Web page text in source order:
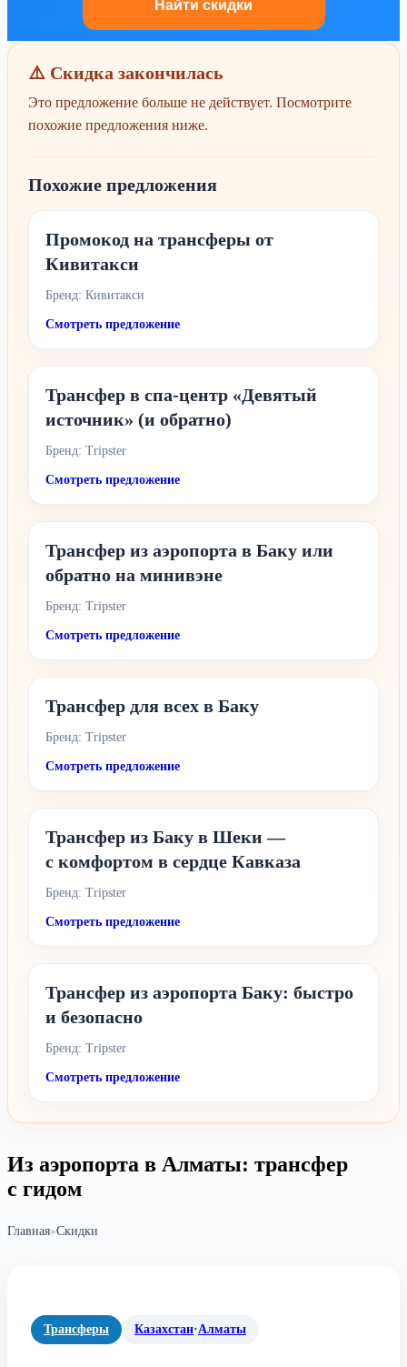
⚠️ Скидка закончилась
Это предложение больше не действует. Посмотрите
похожие предложения ниже.
Похожие предложения
Промокод на трансферы от
Кивитакси
Бренд: Кивитакси
Смотреть предложение
Трансфер в спа-центр «Девятый
источник» (и обратно)
Бренд: Tripster
Смотреть предложение
Трансфер из аэропорта в Баку или
обратно на минивэне
Бренд: Tripster
Смотреть предложение
Трансфер для всех в Баку
Бренд: Tripster
Смотреть предложение
Трансфер из Баку в Шеки —
с комфортом в сердце Кавказа
Бренд: Tripster
Смотреть предложение
Трансфер из аэропорта Баку: быстро
и безопасно
Бренд: Tripster
Смотреть предложение
Из аэропорта в Алматы: трансфер
с гидом
Главная»Скидки
Трансферы Казахстан·Алматы